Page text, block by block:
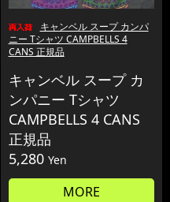
キャンベル スープ カンパ
ニー Tシャツ CAMPBELLS 4
CANS 正規品
キャンベル スープ カ
ンパニー Tシャツ
CAMPBELLS 4 CANS
正規品
5,280 Yen
MORE